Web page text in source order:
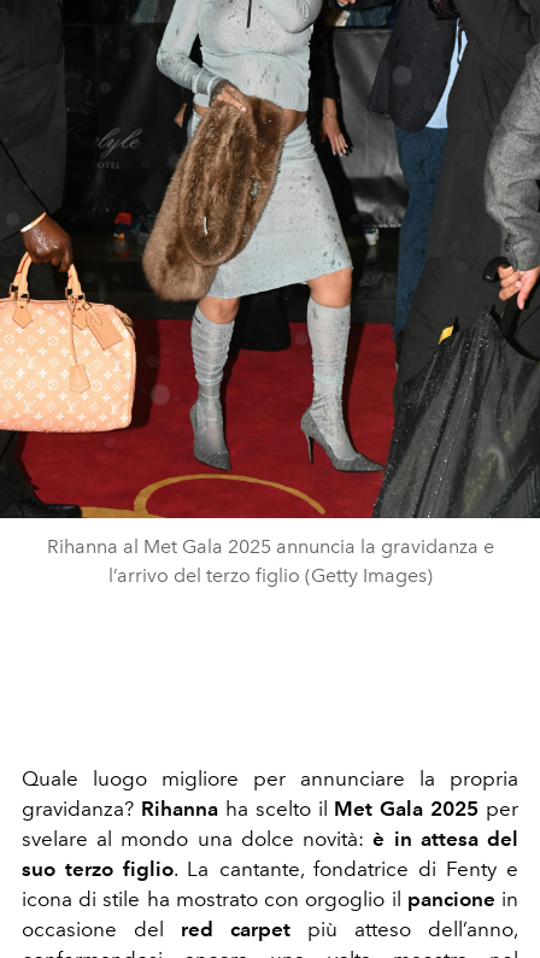
Rihanna al Met Gala 2025 annuncia la gravidanza e
l’arrivo del terzo figlio (Getty Images)
Quale luogo migliore per annunciare la propria
gravidanza? Rihannaha scelto il Met Gala 2025 per
svelare al mondo una dolce novità:è in attesa del
suo terzo figlio. La cantante, fondatrice di Fenty e
icona di stile ha mostrato con orgoglio il pancione in
occasione del red carpet più atteso dell’anno,